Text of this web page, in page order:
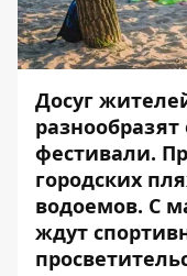
Досуг
фестивали.
городских
водоемов. С
ждут